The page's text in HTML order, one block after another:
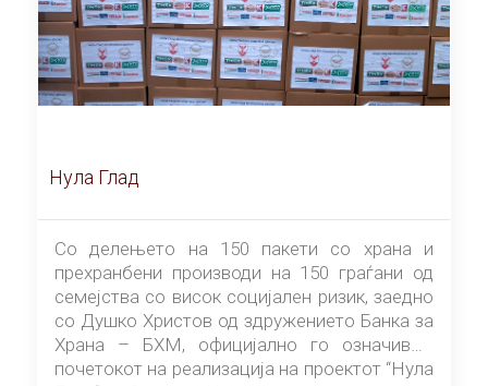
Нула Глад
Со делењето на 150 пакети со храна и
прехранбени производи на 150 граѓани од
семејства со висок социјален ризик, заедно
со Душко Христов од здружението Банка за
Храна – БХМ, официјално го означивме
почетокот на реализација на проектот “Нула